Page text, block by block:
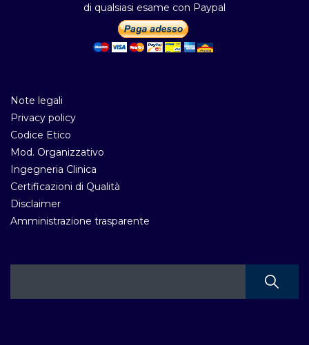
di qualsiasi esame con Paypal
Note legali
Privacy policy
Codice Etico
Mod. Organizzativo
Ingegneria Clinica
Certificazioni di Qualità
Disclaimer
Amministrazione trasparente